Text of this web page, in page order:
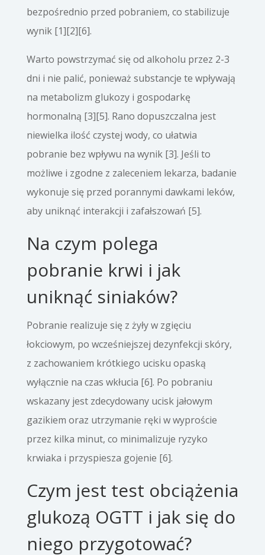
bezpośrednio przed pobraniem, co stabilizuje
wynik [1][2][6].
Warto powstrzymać się od alkoholu przez 2-3
dni i nie palić, ponieważ substancje te wpływają
na metabolizm glukozy i gospodarkę
hormonalną [3][5]. Rano dopuszczalna jest
niewielka ilość czystej wody, co ułatwia
pobranie bez wpływu na wynik [3]. Jeśli to
możliwe i zgodne z zaleceniem lekarza, badanie
wykonuje się przed porannymi dawkami leków,
aby uniknąć interakcji i zafałszowań [5].
Na czym polega
pobranie krwi i jak
uniknąć siniaków?
Pobranie realizuje się z żyły w zgięciu
łokciowym, po wcześniejszej dezynfekcji skóry,
z zachowaniem krótkiego ucisku opaską
wyłącznie na czas wkłucia [6]. Po pobraniu
wskazany jest zdecydowany ucisk jałowym
gazikiem oraz utrzymanie ręki w wyproście
przez kilka minut, co minimalizuje ryzyko
krwiaka i przyspiesza gojenie [6].
Czym jest test obciążenia
glukozą OGTT i jak się do
niego przygotować?